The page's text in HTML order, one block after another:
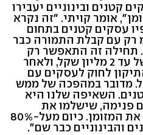
קטנים ובינוניים יעבירו
אומר קויתי. "זה נקרא
עסקים קטנים בתחום
רק עם קבלת התמורה כבר
תחילה זה התאפשר רק
לעסקים עם מחזור שנתי של עד 2 מליון שקל, ולאחר
לחוק לעסקים עם
מיליון שקל. מדובר במהפכה של ממש
השאיפה שלנו היא
פנימה, שישלמו את
המע"מ רק כשהם מקבלים את המזומן. כיום מעל-80%
והבינוניים כבר שם".